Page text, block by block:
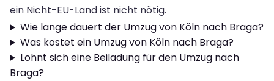
ein Nicht-EU-Land ist nicht nötig.
Wie lange dauert der Umzug von Köln nach Braga?
Was kostet ein Umzug von Köln nach Braga?
Lohnt sich eine Beiladung für den Umzug nach
Braga?